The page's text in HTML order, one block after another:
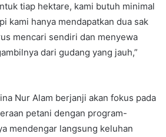
tiap hektare, kami butuh minimal
kami hanya mendapatkan dua sak
mencari sendiri dan menyewa
dari gudang yang jauh,”
Nur Alam berjanji akan fokus pada
petani dengan program-
mendengar langsung keluhan